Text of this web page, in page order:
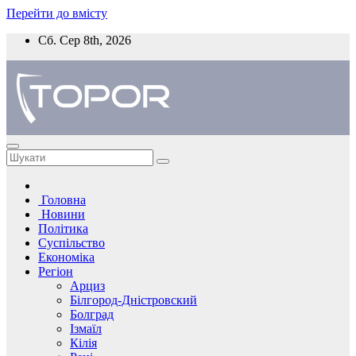
Перейти до вмісту
Сб. Сер 8th, 2026
Головна
Новини
Політика
Суспільство
Економіка
Регіон
Арциз
Білгород-Дністровский
Болград
Ізмаїл
Кілія